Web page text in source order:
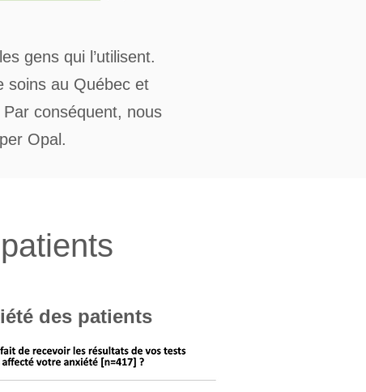
gens qui l’utilisent.
soins au Québec et
conséquent, nous
Opal.
des patients